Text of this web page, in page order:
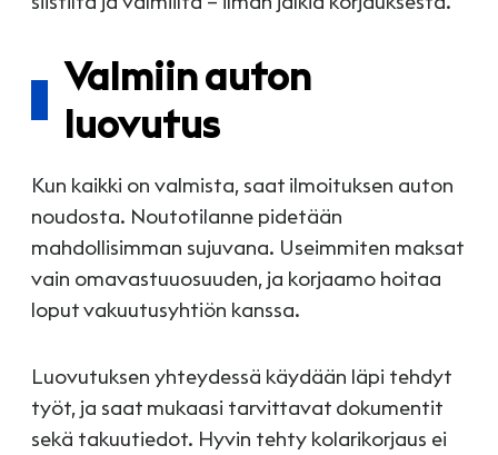
Valmiin auton
luovutus
Kun kaikki on valmista, saat ilmoituksen auton
noudosta. Noutotilanne pidetään
mahdollisimman sujuvana. Useimmiten maksat
vain omavastuuosuuden, ja korjaamo hoitaa
loput vakuutusyhtiön kanssa.
Luovutuksen yhteydessä käydään läpi tehdyt
työt, ja saat mukaasi tarvittavat dokumentit
sekä takuutiedot. Hyvin tehty kolarikorjaus ei